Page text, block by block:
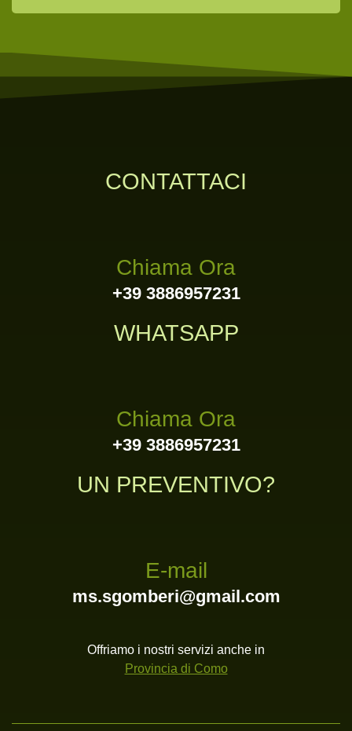
CONTATTACI
Chiama Ora
+39 3886957231
WHATSAPP
Chiama Ora
+39 3886957231
UN PREVENTIVO?
E-mail
ms.sgomberi@gmail.com
Offriamo i nostri servizi anche in
Provincia di Como